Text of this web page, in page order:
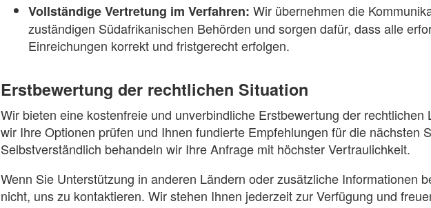
Vollständige Vertretung im Verfahren: Wir übernehmen die
zuständigen Südafrikanischen Behörden und sorgen dafür, dass alle
Einreichungen korrekt und fristgerecht erfolgen.
Erstbewertung der rechtlichen Situation
Wir bieten eine kostenfreie und unverbindliche Erstbewertung der rechtlichen
wir Ihre Optionen prüfen und Ihnen fundierte Empfehlungen für die nächsten
Selbstverständlich behandeln wir Ihre Anfrage mit höchster Vertraulichkeit.
Wenn Sie Unterstützung in anderen Ländern oder zusätzliche Informationen
nicht, uns zu kontaktieren. Wir stehen Ihnen jederzeit zur Verfügung und